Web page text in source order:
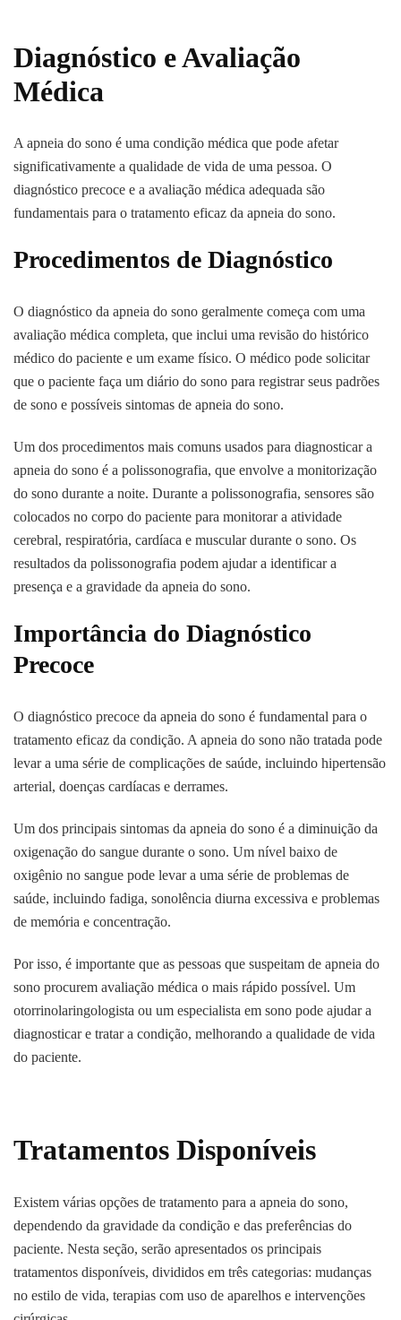
Diagnóstico e Avaliação
Médica
A apneia do sono é uma condição médica que pode afetar
significativamente a qualidade de vida de uma pessoa. O
diagnóstico precoce e a avaliação médica adequada são
fundamentais para o tratamento eficaz da apneia do sono.
Procedimentos de Diagnóstico
O diagnóstico da apneia do sono geralmente começa com uma
avaliação médica completa, que inclui uma revisão do histórico
médico do paciente e um exame físico. O médico pode solicitar
que o paciente faça um diário do sono para registrar seus padrões
de sono e possíveis sintomas de apneia do sono.
Um dos procedimentos mais comuns usados para diagnosticar a
apneia do sono é a polissonografia, que envolve a monitorização
do sono durante a noite. Durante a polissonografia, sensores são
colocados no corpo do paciente para monitorar a atividade
cerebral, respiratória, cardíaca e muscular durante o sono. Os
resultados da polissonografia podem ajudar a identificar a
presença e a gravidade da apneia do sono.
Importância do Diagnóstico
Precoce
O diagnóstico precoce da apneia do sono é fundamental para o
tratamento eficaz da condição. A apneia do sono não tratada pode
levar a uma série de complicações de saúde, incluindo hipertensão
arterial, doenças cardíacas e derrames.
Um dos principais sintomas da apneia do sono é a diminuição da
oxigenação do sangue durante o sono. Um nível baixo de
oxigênio no sangue pode levar a uma série de problemas de
saúde, incluindo fadiga, sonolência diurna excessiva e problemas
de memória e concentração.
Por isso, é importante que as pessoas que suspeitam de apneia do
sono procurem avaliação médica o mais rápido possível. Um
otorrinolaringologista ou um especialista em sono pode ajudar a
diagnosticar e tratar a condição, melhorando a qualidade de vida
do paciente.
Tratamentos Disponíveis
Existem várias opções de tratamento para a apneia do sono,
dependendo da gravidade da condição e das preferências do
paciente. Nesta seção, serão apresentados os principais
tratamentos disponíveis, divididos em três categorias: mudanças
no estilo de vida, terapias com uso de aparelhos e intervenções